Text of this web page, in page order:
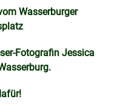
Wasserburger
Fotografin Jessica